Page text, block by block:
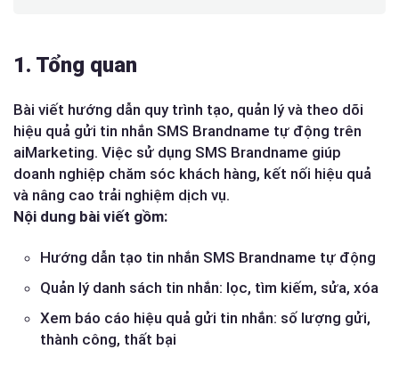
1. Tổng quan
Bài viết hướng dẫn quy trình tạo, quản lý và theo dõi
hiệu quả gửi tin nhắn SMS Brandname tự động trên
aiMarketing. Việc sử dụng SMS Brandname giúp
doanh nghiệp chăm sóc khách hàng, kết nối hiệu quả
và nâng cao trải nghiệm dịch vụ.
Nội dung bài viết gồm:
Hướng dẫn tạo tin nhắn SMS Brandname tự động
Quản lý danh sách tin nhắn: lọc, tìm kiếm, sửa, xóa
Xem báo cáo hiệu quả gửi tin nhắn: số lượng gửi,
thành công, thất bại